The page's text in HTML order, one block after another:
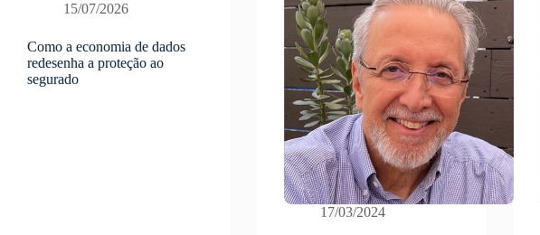
15/07/2026
Como a economia de dados
redesenha a proteção ao
segurado
17/03/2024